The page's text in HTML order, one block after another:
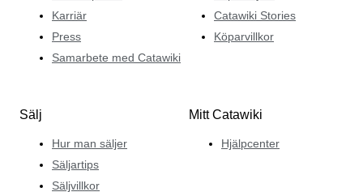
Karriär
Press
Samarbete med Catawiki
Catawiki Stories
Köparvillkor
Sälj
Hur man säljer
Säljartips
Säljvillkor
Mitt Catawiki
Hjälpcenter